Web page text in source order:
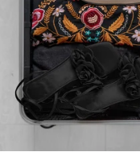
Wichtig: BeiSchweizer
Paket. Da musst du
10 EUR Rückversand
Retoure aus anderen EU
10 EUR Rückversand
Retoure aus NON-EU